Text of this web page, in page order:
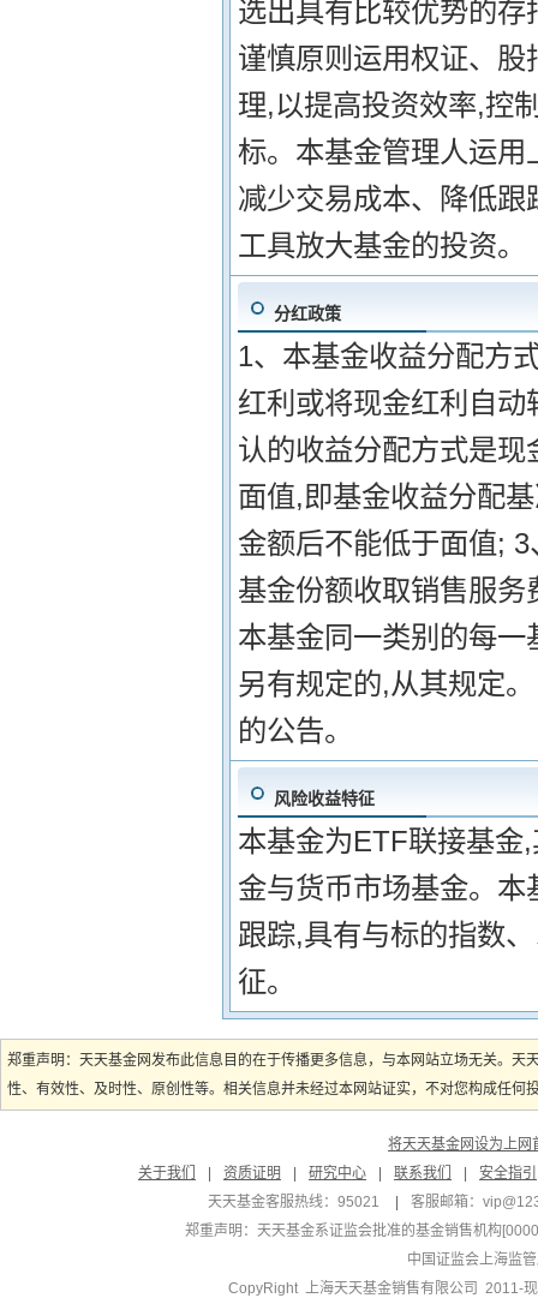
选出具有比较优势的
谨慎原则运用权证、
理,以提高投资效率,控
标。本基金管理人运
减少交易成本、降低
工具放大基金的投资。
分红政策
1、本基金收益分配方
红利或将现金红利自
认的收益分配方式是
面值,即基金收益分配
金额后不能低于面值;
基金份额收取销售服
本基金同一类别的每
另有规定的,从其规定
的公告。
风险收益特征
本基金为ETF联接基金
金与货币市场基金。
跟踪,具有与标的指数
征。
郑重声明：天天基金网发布此信息目的在于传播更多信息，与本网站立场无关。
性、有效性、及时性、原创性等。相关信息并未经过本网站证实，不对您构成任
将天天基金网设为上网
关于我们
资质证明 研究中心 联系我们
安全指引
天天基金客服热线：95021
客服邮箱：
郑重声明： 天天基金系证监会批准的基金销售机构
中国证监会上海监
CopyRight 上海天天基金销售有限公司 2011-